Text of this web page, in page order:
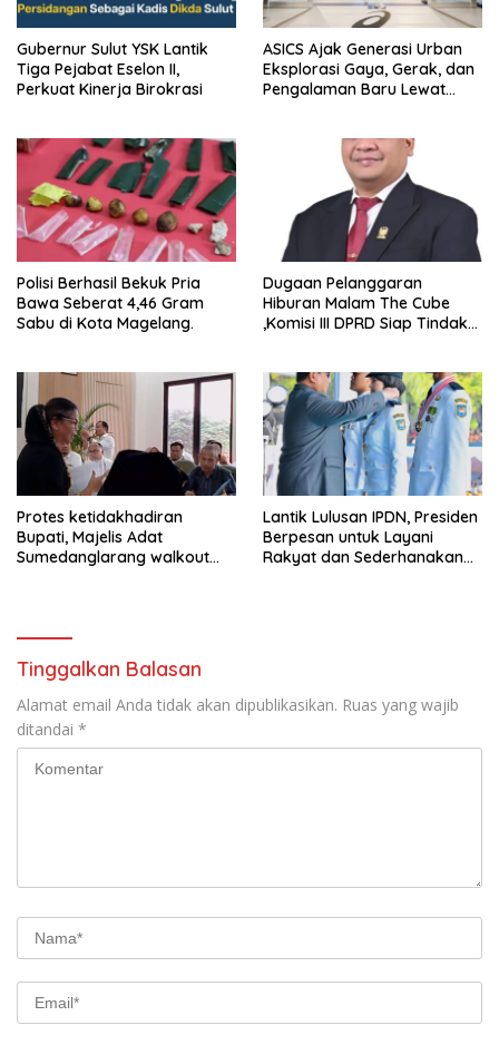
Gubernur Sulut YSK Lantik
Tiga Pejabat Eselon II,
Perkuat Kinerja Birokrasi
ASICS Ajak Generasi Urban
Eksplorasi Gaya, Gerak, dan
Pengalaman Baru Lewat
Polisi Berhasil Bekuk Pria
Bawa Seberat 4,46 Gram
Sabu di Kota Magelang.
Dugaan Pelanggaran
Hiburan Malam The Cube
,Komisi III DPRD Siap Tindak
Protes ketidakhadiran
Bupati, Majelis Adat
Sumedanglarang walkout
Lantik Lulusan IPDN, Presiden
Berpesan untuk Layani
Rakyat dan Sederhanakan
Tinggalkan Balasan
Alamat email Anda tidak akan dipublikasikan. Ruas yang wajib
ditandai *